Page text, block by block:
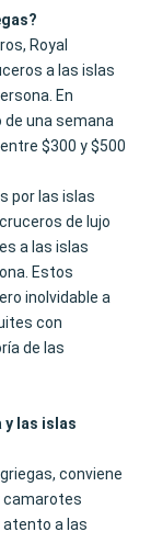
Royal
a las islas
En
de una semana
$300 y $500
por las islas
de lujo
a las islas
Estos
inolvidable a
con
de las
y las islas
conviene
camarotes
a las